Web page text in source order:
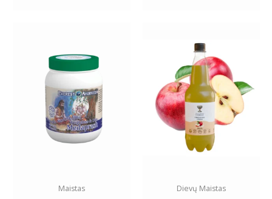
Maistas Dievų Maistas